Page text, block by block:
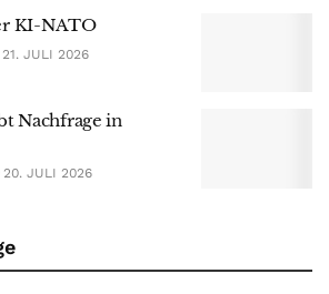
KI-NATO
JULI 2026
Nachfrage in
20. JULI 2026